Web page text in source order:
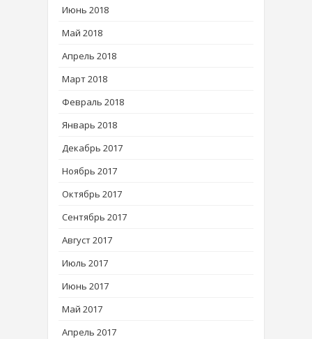
Июнь 2018
Май 2018
Апрель 2018
Март 2018
Февраль 2018
Январь 2018
Декабрь 2017
Ноябрь 2017
Октябрь 2017
Сентябрь 2017
Август 2017
Июль 2017
Июнь 2017
Май 2017
Апрель 2017